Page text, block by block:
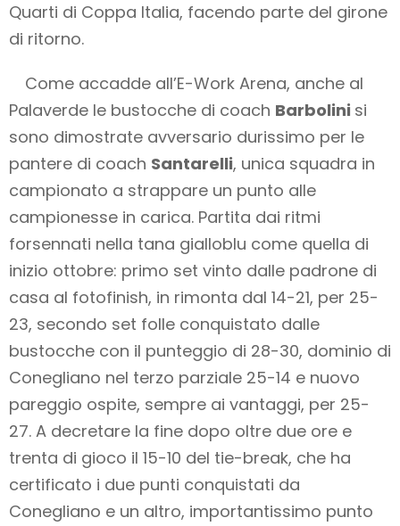
Quarti di Coppa Italia, facendo parte del girone
di ritorno.
Come accadde all’E-Work Arena, anche al
Palaverde le bustocche di coach Barbolini si
sono dimostrate avversario durissimo per le
pantere di coach Santarelli, unica squadra in
campionato a strappare un punto alle
campionesse in carica. Partita dai ritmi
forsennati nella tana gialloblu come quella di
inizio ottobre: primo set vinto dalle padrone di
casa al fotofinish, in rimonta dal 14-21, per 25-
23, secondo set folle conquistato dalle
bustocche con il punteggio di 28-30, dominio di
Conegliano nel terzo parziale 25-14 e nuovo
pareggio ospite, sempre ai vantaggi, per 25-
27. A decretare la fine dopo oltre due ore e
trenta di gioco il 15-10 del tie-break, che ha
certificato i due punti conquistati da
Conegliano e un altro, importantissimo punto